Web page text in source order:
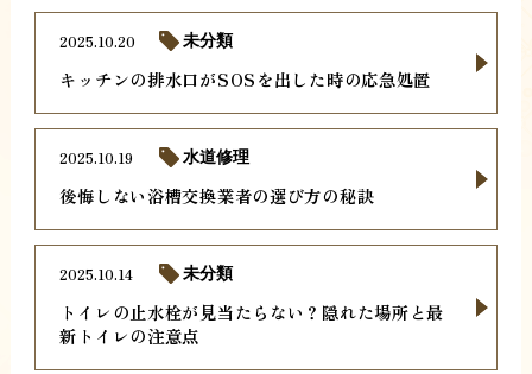
キッチンの排水口がSOSを出した時の応急処置
2025.10.20 未分類
後悔しない浴槽交換業者の選び方の秘訣
2025.10.19 水道修理
トイレの止水栓が見当たらない？隠れた場所と最
新トイレの注意点
2025.10.14 未分類